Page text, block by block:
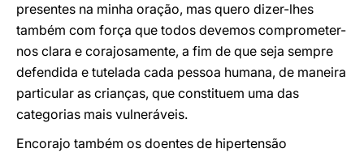
presentes na minha oração, mas quero dizer-lhes
também com força que todos devemos comprometer-
nos clara e corajosamente, a fim de que seja sempre
defendida e tutelada cada pessoa humana, de maneira
particular as crianças, que constituem uma das
categorias mais vulneráveis.
Encorajo também os doentes de hipertensão